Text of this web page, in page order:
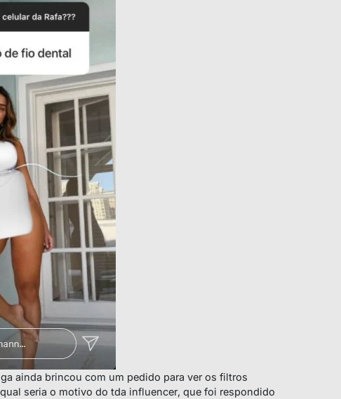
ainda brincou com um pedido para ver os filtros
seria o motivo do tda influencer, que foi respondido